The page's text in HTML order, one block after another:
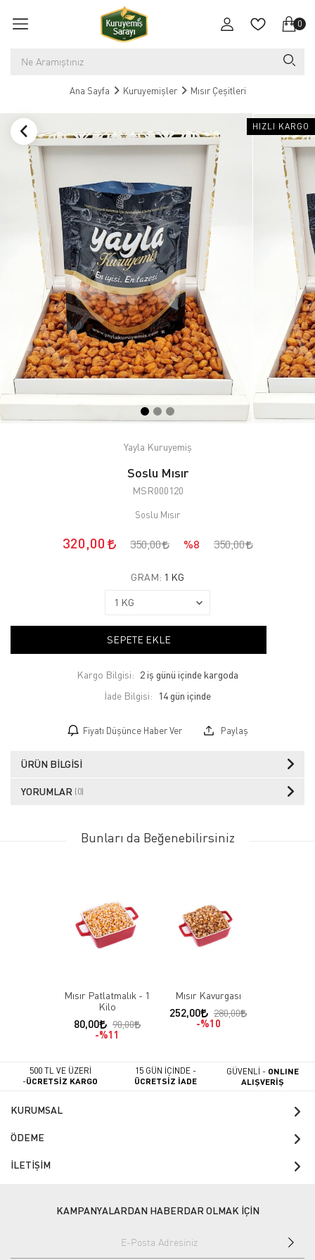
0
Ana Sayfa Kuruyemişler Mısır Çeşitleri
HIZLI KARGO
Yayla Kuruyemiş
Soslu Mısır
MSR000120
Soslu Mısır
320,00 350,00 %8 350,00
GRAM: 1 KG
SEPETE EKLE
Kargo Bilgisi: 2 iş günü içinde kargoda
İade Bilgisi:
Fiyatı Düşünce Haber Ver Paylaş
ÜRÜN BILGISI
YORUMLAR (0)
Bunları da Beğenebilirsiniz
Mısır Patlatmalık - 1
Kilo
80,00
90,00
%11
Mısır Kavurgası
252,00
280,00
%10
500 TL VE ÜZERİ
-ÜCRETSİZ KARGO
15 GÜN İÇİNDE -
ÜCRETSİZ İADE
GÜVENLİ - ONLINE
ALIŞVERİŞ
KURUMSAL
ÖDEME
İLETİŞİM
KAMPANYALARDAN HABERDAR OLMAK İÇİN